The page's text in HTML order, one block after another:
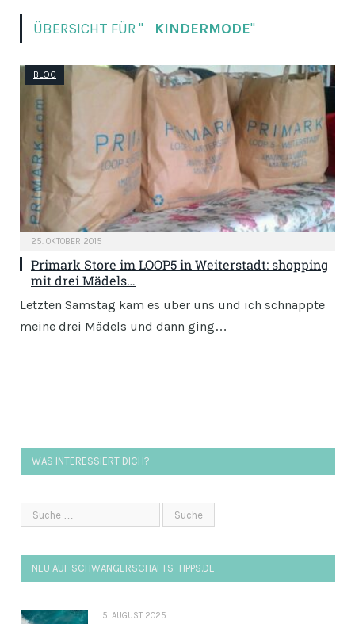
ÜBERSICHT FÜR " KINDERMODE"
BLOG
25. OKTOBER 2015
Primark Store im LOOP5 in Weiterstadt: shopping
mit drei Mädels…
Letzten Samstag kam es über uns und ich schnappte
meine drei Mädels und dann ging…
WAS INTERESSIERT DICH?
NEU AUF SCHWANGERSCHAFTS-TIPPS.DE
5. AUGUST 2025